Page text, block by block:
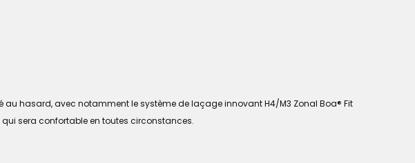
au hasard, avec notamment le système de laçage innovant H4/M3 Zonal Boa® Fit
sera confortable en toutes circonstances.